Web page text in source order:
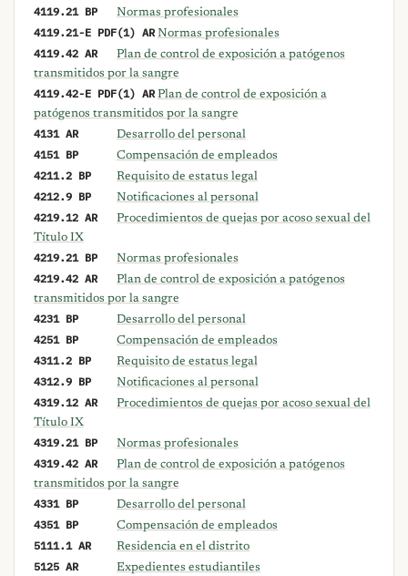
4119.21 BP Normas profesionales
4119.21-E PDF(1) AR Normas profesionales
4119.42 AR
Plan de control de exposición a patógenos
transmitidos por la sangre
4119.42-E PDF(1) AR Plan de control de exposición a
patógenos transmitidos por la sangre
4131 AR Desarrollo del personal
4151 BP Compensación de empleados
4211.2 BP Requisito de estatus legal
4212.9 BP Notificaciones al personal
4219.12 AR
Procedimientos de quejas por acoso sexual del
Título IX
4219.21 BP Normas profesionales
4219.42 AR
Plan de control de exposición a patógenos
transmitidos por la sangre
4231 BP Desarrollo del personal
4251 BP Compensación de empleados
4311.2 BP Requisito de estatus legal
4312.9 BP Notificaciones al personal
4319.12 AR
Procedimientos de quejas por acoso sexual del
Título IX
4319.21 BP Normas profesionales
4319.42 AR
Plan de control de exposición a patógenos
transmitidos por la sangre
4331 BP Desarrollo del personal
4351 BP Compensación de empleados
5111.1 AR Residencia en el distrito
5125 AR Expedientes estudiantiles